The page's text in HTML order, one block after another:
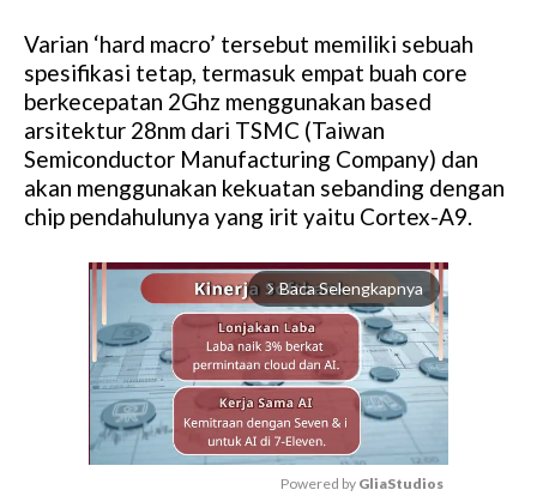
Varian ‘hard macro’ tersebut memiliki sebuah
spesifikasi tetap, termasuk empat buah core
berkecepatan 2Ghz menggunakan based
arsitektur 28nm dari TSMC (Taiwan
Semiconductor Manufacturing Company) dan
akan menggunakan kekuatan sebanding dengan
chip pendahulunya yang irit yaitu Cortex-A9.
arrow_forward_ios Baca Selengkapnya
Powered by GliaStudios